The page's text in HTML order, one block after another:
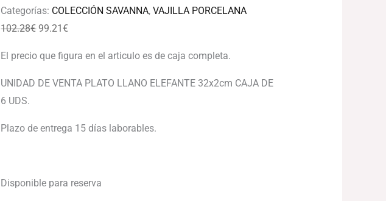
Categorías: COLECCIÓN SAVANNA,VAJILLA PORCELANA
102.28€ 99.21€
El precio que figura en el articulo es de caja completa.
UNIDAD DE VENTA PLATO LLANO ELEFANTE 32x2cm CAJA DE
6 UDS.
Plazo de entrega 15 días laborables.
Disponible para reserva